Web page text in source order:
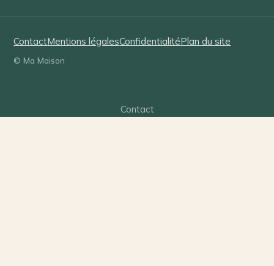
ContactMentions légalesConfidentialitéPlan du site
© Ma Maison
Contact